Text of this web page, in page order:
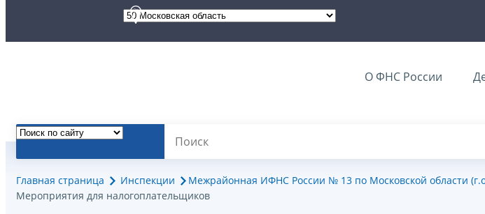
О ФНС России
Главная страница Инспекции
Межрайонная ИФНС России № 13 по Московской области
Мероприятия для налогоплательщиков